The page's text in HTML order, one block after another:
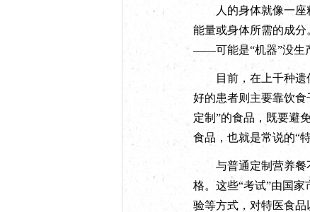
人的身体就像一座精
能量或身体所需的成分
——可能是“机器”没生
目前，在上千种遗传
好的患者则主要靠饮
定制”的食品，既要避
食品，也就是常说的“
与普通定制营养餐不
格。这些“考试”由国
验等方式，对特医食